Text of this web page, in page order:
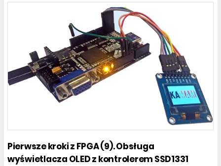
Pierwsze kroki z FPGA (9). Obsługa
wyświetlacza OLED z kontrolerem SSD1331